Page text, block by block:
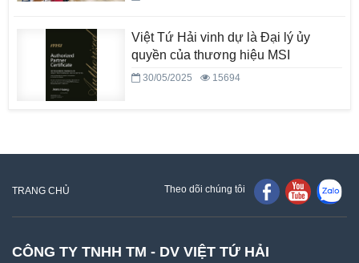
Việt Tứ Hải vinh dự là Đại lý ủy
quyền của thương hiệu MSI
30/05/2025 15694
TRANG CHỦ Theo dõi chúng tôi
CÔNG TY TNHH TM - DV VIỆT TỨ HẢI